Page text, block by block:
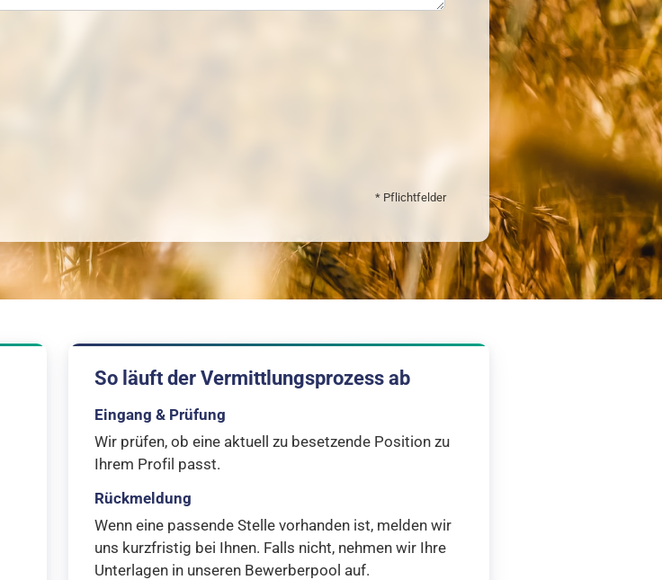
* Pflichtfelder
So läuft der Vermittlungsprozess ab
Eingang & Prüfung
Wir prüfen, ob eine aktuell zu besetzende Position zu
Ihrem Profil passt.
Rückmeldung
Wenn eine passende Stelle vorhanden ist, melden wir
uns kurzfristig bei Ihnen. Falls nicht, nehmen wir Ihre
Unterlagen in unseren Bewerberpool auf.